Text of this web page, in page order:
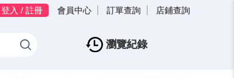
登入 / 註冊 會員中心 訂單查詢 店鋪查詢
瀏覽紀錄